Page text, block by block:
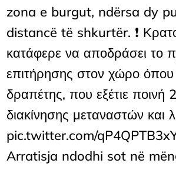
zona e burgut, ndërsa dy
distancë të shkurtër. ❗
κατάφερε να αποδράσει το
επιτήρησης στον χώρο όπου
δραπέτης, που εξέτιε ποινή
διακίνησης μεταναστών και
pic.twitter.com/
Arratisja ndodhi sot në